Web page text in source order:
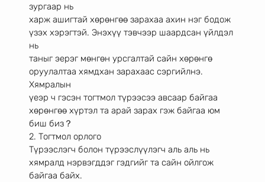
зургаар нь
харж ашигтай хөрөнгөө зарахаа ахин нэг бодож
үзэх хэрэгтэй. Энэхүү тэвчээр шаардсан үйлдэл
нь
таныг эерэг мөнгөн урсгалтай сайн хөрөнгө
оруулалтаа хямдхан зарахаас сэргийлнэ.
Хямралын
үеэр ч гэсэн тогтмол түрээсээ авсаар байгаа
хөрөнгөө хүртэл та арай зарах гэж байгаа юм
биш биз？
2. Тогтмол орлого
Түрээслэгч болон түрээслүүлэгч аль аль нь
хямралд нэрвэгддэг гэдгийг та сайн ойлгож
байгаа байх.